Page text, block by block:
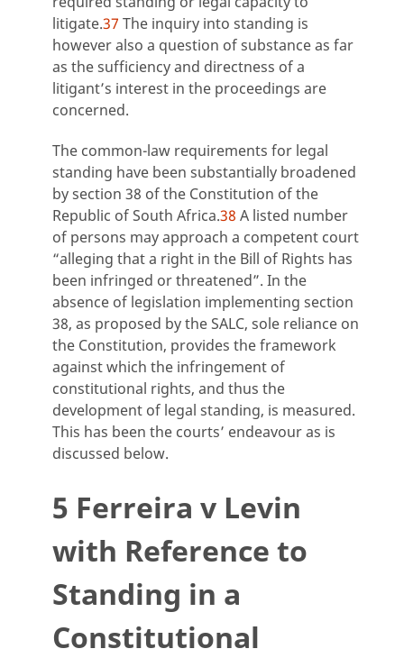
litigate.37 The inquiry into standing is
however also a question of substance as far
as the sufficiency and directness of a
litigant’s interest in the proceedings are
concerned.
The common-law requirements for legal
standing have been substantially broadened
by section 38 of the Constitution of the
Republic of South Africa.38 A listed number
of persons may approach a competent court
“alleging that a right in the Bill of Rights has
been infringed or threatened”. In the
absence of legislation implementing section
38, as proposed by the SALC, sole reliance on
the Constitution, provides the framework
against which the infringement of
constitutional rights, and thus the
development of legal standing, is measured.
This has been the courts’ endeavour as is
discussed below.
5 Ferreira v Levin
with Reference to
Standing in a
Constitutional